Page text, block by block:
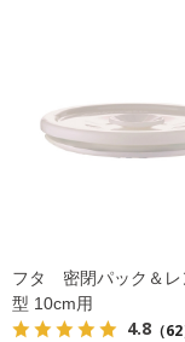
フタ 密閉パック＆
型 10cm用
4.8 （62